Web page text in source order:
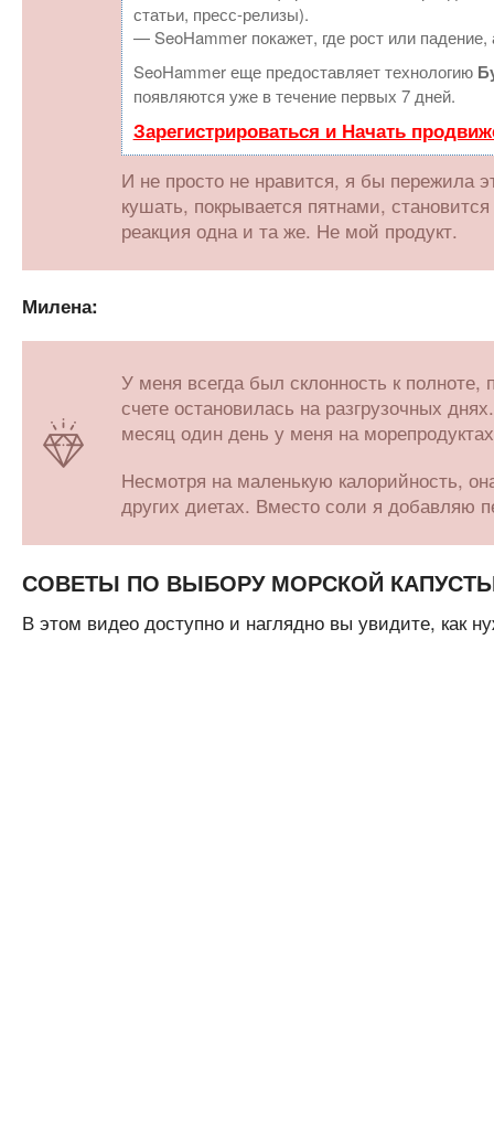
статьи, пресс-релизы).
— SeoHammer покажет, где рост или
SeoHammer еще предоставляет технологию
появляются уже в течение первых 7 дней.
Зарегистрироваться и Начать
И не просто не нравится, я бы пережила
кушать, покрывается пятнами,
реакция одна и та же. Не мой продукт.
Милена:
У меня всегда был склонность к
счете остановилась на разгрузочных
месяц один день у меня на
Несмотря на маленькую калорийность,
других диетах. Вместо соли я добавляю
СОВЕТЫ ПО ВЫБОРУ МОРСКОЙ
В этом видео доступно и наглядно вы увидите, как